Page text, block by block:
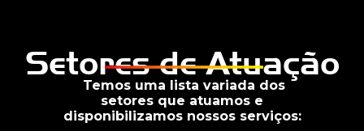
Setores de Atuação
Temos uma lista variada dos
setores que atuamos e
disponibilizamos nossos serviços: